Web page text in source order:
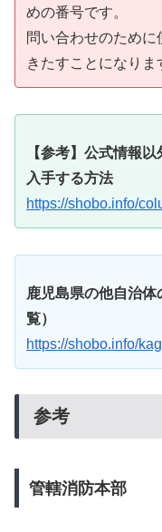
めの番号です。
問い合わせのため
きたすことになりま
【参考】公式情報
入手する方法
https://shobo.info/
鹿児島県の他自治
覧）
https://shobo.info/
参考
管轄消防本部